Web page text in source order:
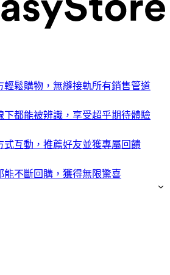
輕鬆購物，無縫接軌所有銷售管道
下都能被辨識，享受超乎期待體驗
式互動，推薦好友並獲專屬回饋
能不斷回購，獲得無限驚喜